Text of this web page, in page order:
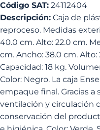
Código SAT: 24112404
Descripción: Caja de
reproceso. Medidas
40.0 cm. Alto: 22.0 cm.
cm. Ancho: 38.0 cm. Alto:
Capacidad: 18 kg.
Color: Negro. La caja
empaque final. Gracias
ventilación y circulación
conservación del